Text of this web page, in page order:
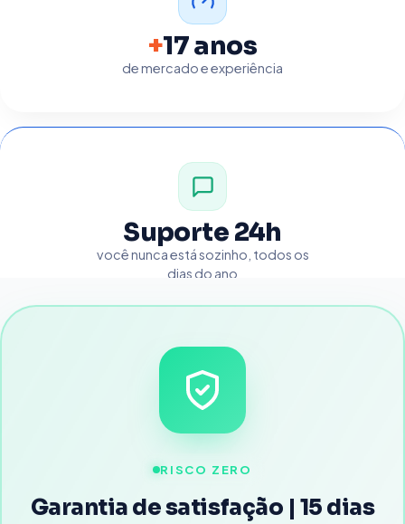
+17 anos
de mercado e experiência
Suporte 24h
você nunca está sozinho, todos os
dias do ano
RISCO ZERO
Garantia de satisfação | 15 dias